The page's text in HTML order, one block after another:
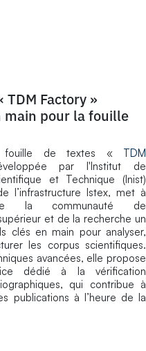
TDM Factory »
main pour la fouille
fouille de textes « TDM
par l'Institut de
et Technique (Inist)
l’infrastructure Istex, met à
la communauté de
et de la recherche un
clés en main pour analyser,
les corpus scientifiques.
avancées, elle propose
dédié à la vérification
qui contribue à
publications à l’heure de la